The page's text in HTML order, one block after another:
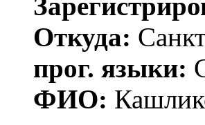
Откуда:
прог. языки:
ФИО: